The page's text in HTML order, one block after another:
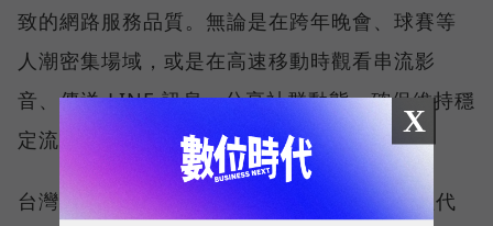
致的網路服務品質。無論是在跨年晚會、球賽等
人潮密集場域，或是在高速移動時觀看串流影
音、傳送 LINE 訊息、分享社群動態，確保維持穩
定流暢，不因環境改變而明顯降速。
台灣大哥大能同時拿下這兩項全台第一，不僅代
X